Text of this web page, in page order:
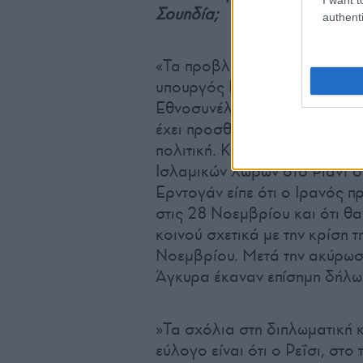
Σουηδία;
«Τα προβλήματα στην
υπουργός Εξωτερικών
Εθνοσυνέλευση ότι το 2024
έχει προσθέσει θέματα στα
πολιτική. Κατά την
Ισλαμικών Χωρών στο Ριάντ
Ερντογάν είπε ότι ο Ιρανός
στις 28 Νοεμβρίου και ότι
κοινού σχετικά με την
Νοεμβρίου. Μετά την
Άγκυρα έκαναν επίσημη
»Τα σχόλια στη διπλωματική
εύλογο είναι ότι ο Ρεΐσι,